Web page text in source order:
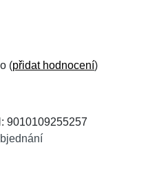
(přidat hodnocení)
9010109255257